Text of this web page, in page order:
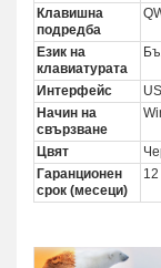
Клавишна
подредба
Език на
клавиатурата
Интерфейс
Начин на
свързване
Цвят
Гаранционен
срок (месеци)
12